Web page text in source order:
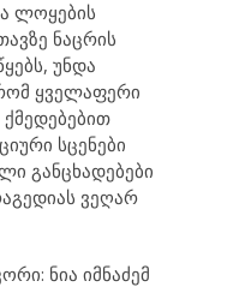
ლოყების
ნაცრის
უნდა
ყველაფერი
სცენები
განცხადებები
ვეღარ
ნია იმნაძემ